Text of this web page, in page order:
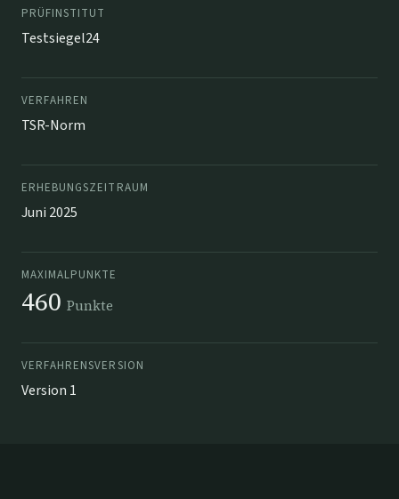
PRÜFINSTITUT
Testsiegel24
VERFAHREN
TSR-Norm
ERHEBUNGSZEITRAUM
Juni 2025
MAXIMALPUNKTE
460 Punkte
VERFAHRENSVERSION
Version 1